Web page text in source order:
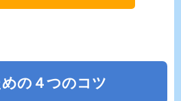
の４つのコツ